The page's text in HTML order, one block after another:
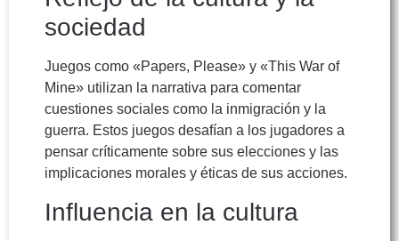
sociedad
Juegos como «Papers, Please» y «This War of
Mine» utilizan la narrativa para comentar
cuestiones sociales como la inmigración y la
guerra. Estos juegos desafían a los jugadores a
pensar críticamente sobre sus elecciones y las
implicaciones morales y éticas de sus acciones.
Influencia en la cultura